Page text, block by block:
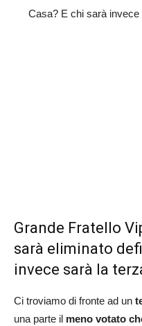
Casa? E chi sarà invece
Grande Fratello
sarà eliminato
invece sarà la
Ci troviamo di fronte ad un
una parte il meno votato